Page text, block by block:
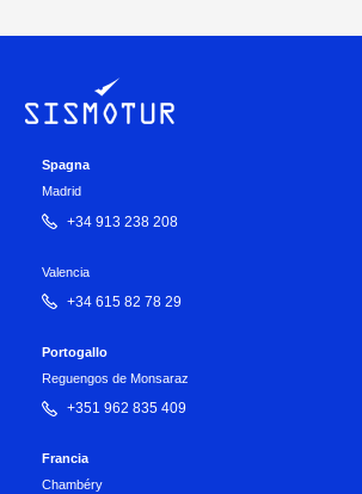
Spagna
Madrid
+34 913 238 208
Valencia
+34 615 82 78 29
Portogallo
Reguengos de Monsaraz
+351 962 835 409
Francia
Chambéry